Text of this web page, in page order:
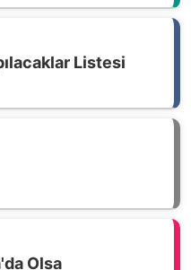
Listesi
Olsa